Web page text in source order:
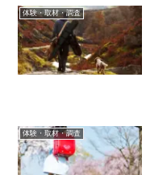
体験・取材・調査
体験・取材・調査